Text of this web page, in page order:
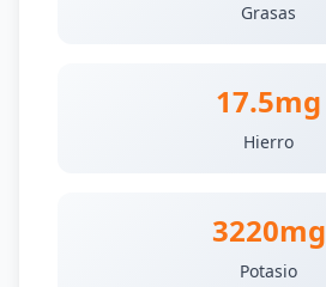
Grasas
17.5mg
Hierro
3220mg
Potasio